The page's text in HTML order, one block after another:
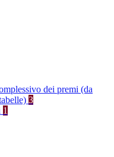
dei premi (da
3
1